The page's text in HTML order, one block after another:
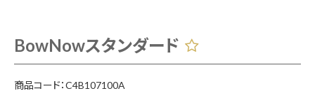
BowNowスタンダード
商品コード：C4B107100A